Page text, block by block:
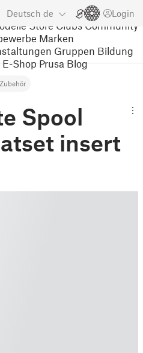
Deutsch de Login
Store Clubs Community
Marken
Gruppen Bildung
E-Shop Prusa Blog
Zubehör
Spool
insert